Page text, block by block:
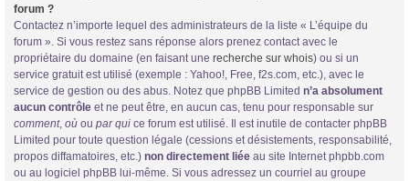
forum ?
Contactez n’importe lequel des administrateurs de la liste « L’équipe du
forum ». Si vous restez sans réponse alors prenez contact avec le
propriétaire du domaine (en faisant une recherche sur whois) ou si un
service gratuit est utilisé (exemple : Yahoo!, Free, f2s.com, etc.), avec le
service de gestion ou des abus. Notez que phpBB Limited n’a absolument
aucun contrôle et ne peut être, en aucun cas, tenu pour responsable sur
comment, où ou par qui ce forum est utilisé. Il est inutile de contacter phpBB
Limited pour toute question légale (cessions et désistements, responsabilité,
propos diffamatoires, etc.) non directement liée au site Internet phpbb.com
ou au logiciel phpBB lui-même. Si vous adressez un courriel au groupe